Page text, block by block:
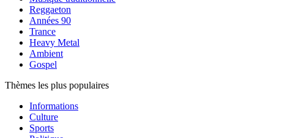
Reggaeton
Années 90
Trance
Heavy Metal
Ambient
Gospel
Thèmes les plus populaires
Informations
Culture
Sports